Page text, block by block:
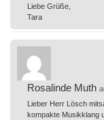
Liebe Grüße,
Tara
Rosalinde Muth
Lieber Herr Lösch
kompakte Musikklang